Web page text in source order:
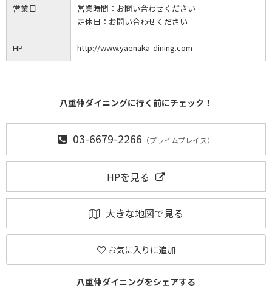
営業日 営業時間： お問い合わせください
定休日： お問い合わせください
HP http://www.yaenaka-dining.com
八重仲ダイニングに行く前にチェック！
03-6679-2266 （プライムプレイス）
HPを見る
大きな地図で見る
お気に入りに追加
八重仲ダイニングをシェアする